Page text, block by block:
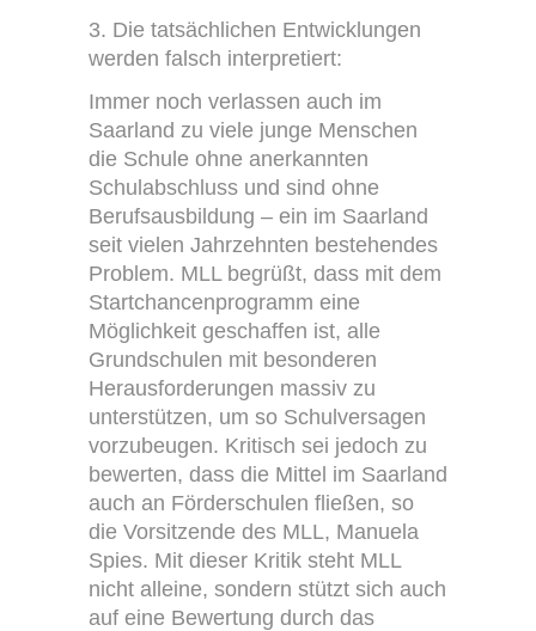
3. Die tatsächlichen Entwicklungen
werden falsch interpretiert:
Immer noch verlassen auch im
Saarland zu viele junge Menschen
die Schule ohne anerkannten
Schulabschluss und sind ohne
Berufsausbildung – ein im Saarland
seit vielen Jahrzehnten bestehendes
Problem. MLL begrüßt, dass mit dem
Startchancenprogramm eine
Möglichkeit geschaffen ist, alle
Grundschulen mit besonderen
Herausforderungen massiv zu
unterstützen, um so Schulversagen
vorzubeugen. Kritisch sei jedoch zu
bewerten, dass die Mittel im Saarland
auch an Förderschulen fließen, so
die Vorsitzende des MLL, Manuela
Spies. Mit dieser Kritik steht MLL
nicht alleine, sondern stützt sich auch
auf eine Bewertung durch das